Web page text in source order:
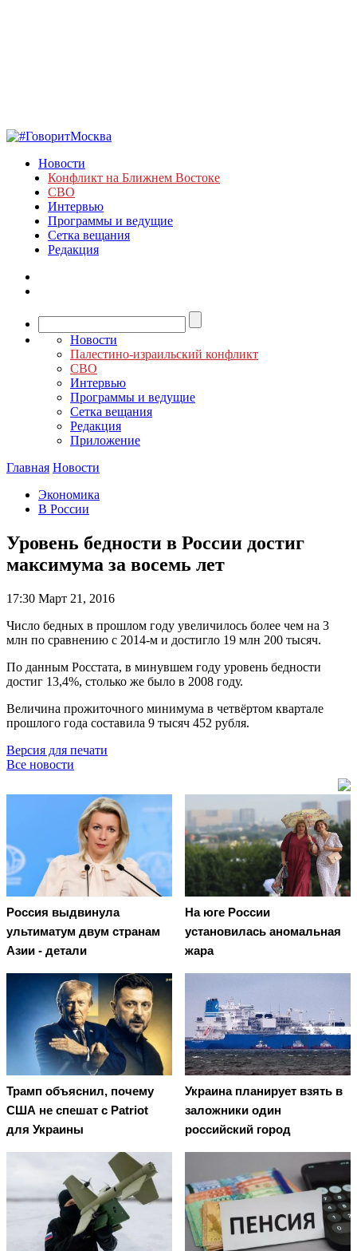
Новости
Конфликт на Ближнем Востоке
СВО
Интервью
Программы и ведущие
Сетка вещания
Редакция
Новости
Палестино-израильский конфликт
СВО
Интервью
Программы и ведущие
Сетка вещания
Редакция
Приложение
Главная Новости
Экономика
В России
Уровень бедности в России достиг
максимума за восемь лет
17:30 Март 21, 2016
Число бедных в прошлом году увеличилось более чем на 3
млн по сравнению с 2014-м и достигло 19 млн 200 тысяч.
По данным Росстата, в минувшем году уровень бедности
достиг 13,4%, столько же было в 2008 году.
Величина прожиточного минимума в четвёртом квартале
прошлого года составила 9 тысяч 452 рубля.
Версия для печати
Все новости
Россия выдвинула
ультиматум двум странам
Азии - детали
На юге России
установилась аномальная
жара
Трамп объяснил, почему
США не спешат с Patriot
для Украины
Украина планирует взять в
заложники один
российский город